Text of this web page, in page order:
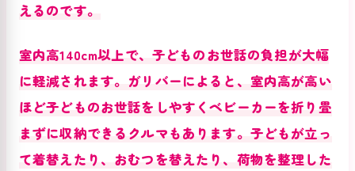
えるのです。
室内高140cm以上で、子どものお世話の負担が大幅
に軽減されます。ガリバーによると、室内高が高い
ほど子どものお世話をしやすくベビーカーを折り畳
まずに収納できるクルマもあります。子どもが立っ
て着替えたり、おむつを替えたり、荷物を整理した